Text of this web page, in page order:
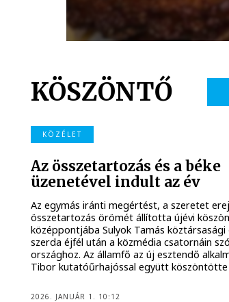
KÖSZÖNTŐ
KÖZÉLET
Az összetartozás és a béke
üzenetével indult az év
Az egymás iránti megértést, a szeretet
összetartozás örömét állította újévi
középpontjába Sulyok Tamás köztársasági
szerda éjfél után a közmédia csatornáin
országhoz. Az államfő az új esztendő
Tibor kutatóűrhajóssal együtt köszöntötte
2026. JANUÁR 1. 10:12